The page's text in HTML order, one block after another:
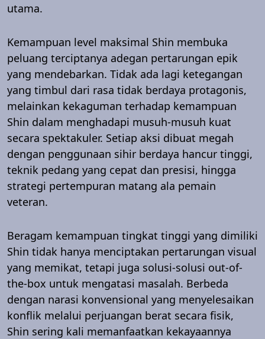
utama.
Kemampuan level maksimal Shin membuka
peluang terciptanya adegan pertarungan epik
yang mendebarkan. Tidak ada lagi ketegangan
yang timbul dari rasa tidak berdaya protagonis,
melainkan kekaguman terhadap kemampuan
Shin dalam menghadapi musuh-musuh kuat
secara spektakuler. Setiap aksi dibuat megah
dengan penggunaan sihir berdaya hancur tinggi,
teknik pedang yang cepat dan presisi, hingga
strategi pertempuran matang ala pemain
veteran.
Beragam kemampuan tingkat tinggi yang dimiliki
Shin tidak hanya menciptakan pertarungan visual
yang memikat, tetapi juga solusi-solusi out-of-
the-box untuk mengatasi masalah. Berbeda
dengan narasi konvensional yang menyelesaikan
konflik melalui perjuangan berat secara fisik,
Shin sering kali memanfaatkan kekayaannya